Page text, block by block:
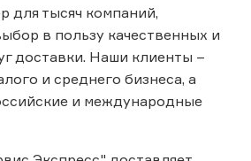
для тысяч компаний,
в пользу качественных и
доставки. Наши клиенты –
и среднего бизнеса, а
и международные